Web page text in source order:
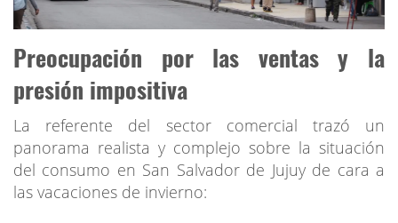
Preocupación por las ventas y la
presión impositiva
La referente del sector comercial trazó un
panorama realista y complejo sobre la situación
del consumo en San Salvador de Jujuy de cara a
las vacaciones de invierno: